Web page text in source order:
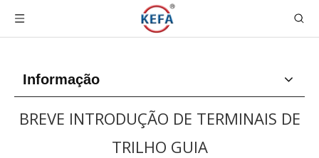
Informação
BREVE INTRODUÇÃO DE TERMINAIS DE
TRILHO GUIA